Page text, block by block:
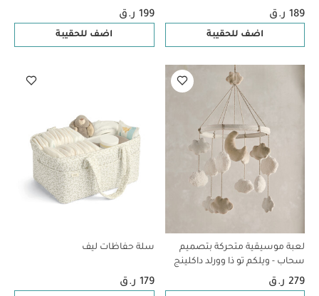
189 ر.ق
اضف للحقيبة
الفاوانيا
199 ر.ق
اضف للحقيبة
لعبة موسيقية متحركة بتصميم
سحاب - ويلكم تو ذا وورلد داكلينج
279 ر.ق
سلة حفاظات ليف
179 ر.ق